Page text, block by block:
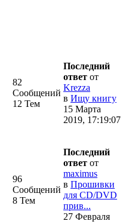
82
Сообщений
12 Тем
Последний
ответ от
Krezza
в Ищу книгу
15 Марта
2019, 17:19:07
96
Сообщений
8 Тем
Последний
ответ от
maximus
в Прошивки
для CD/DVD
прив...
27 Февраля